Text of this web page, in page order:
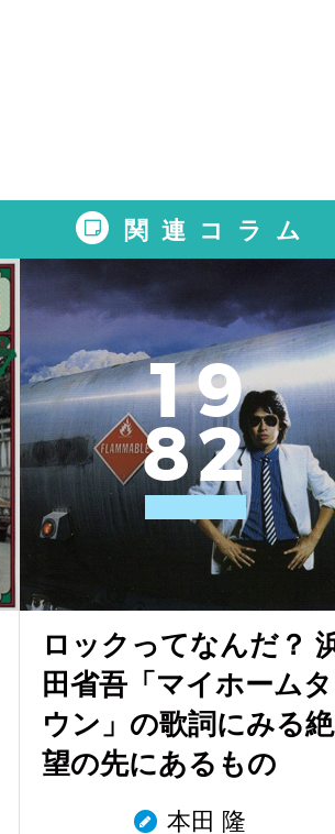
関連コラム
19
82
ロックってなんだ？
田省吾「マイホームタ
ウン」の歌詞にみる絶
望の先にあるもの
本田 隆